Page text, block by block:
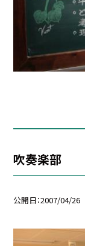
吹奏楽部
公開日 2007/04/26